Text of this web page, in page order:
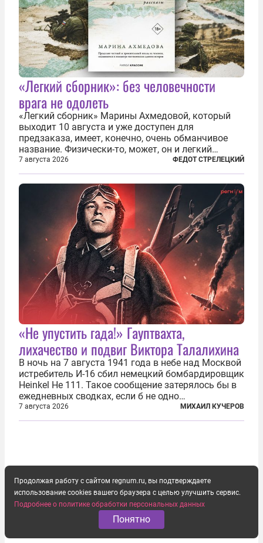
«Легкий сборник»: без человечности
врага не одолеть
«Легкий сборник» Марины Ахмедовой, который
выходит 10 августа и уже доступен для
предзаказа, имеет, конечно, очень обманчивое
название. Физически-то, может, он и легкий
относительно. Но метафизически —
безотносительно тяжелый. Десять рассказов,
каждый из которых напрямую или косвенно (в
основном —...
7 августа 2026 ФЕДОТ СТРЕЛЕЦКИЙ
«Не упустить гада!» Гауптвахта,
лихачество и подвиг Виктора Талалихина
В ночь на 7 августа 1941 года в небе над Москвой
истребитель И-16 сбил немецкий бомбардировщик
Heinkel He 111. Такое сообщение затерялось бы в
ежедневных сводках, если б не одно
обстоятельство. Это был один из первых в
истории отечественной авиации ночных таранов.
7 августа 2026 МИХАИЛ КУЧЕРОВ
Продолжая работу с сайтом regnum.ru, вы подтверждаете
использование cookies вашего браузера с целью улучшить сервис.
Подробнее о политике обработки персональных данных
Понятно